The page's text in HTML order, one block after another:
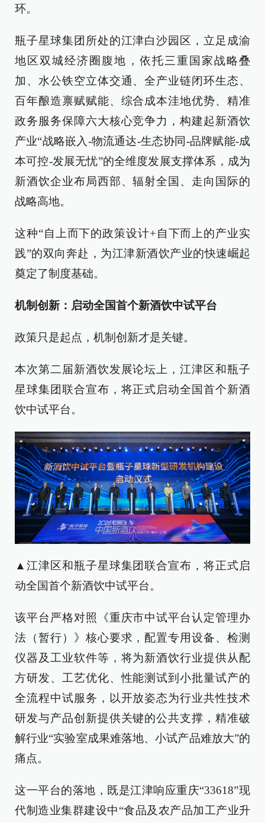
环。
瓶子星球集团所处的江津白沙园区，立足成渝
地区双城经济圈腹地，依托三重国家战略叠
加、水公铁空立体交通、全产业链闭环生态、
百年酿造禀赋赋能、综合成本洼地优势、精准
政务服务保障六大核心竞争力，构建起新酒饮
产业“战略嵌入-物流通达-生态协同-品牌赋能-成
本可控-发展无忧”的全维度发展支撑体系，成为
新酒饮企业布局西部、辐射全国、走向国际的
战略高地。
这种“自上而下的政策设计+自下而上的产业实
践”的双向奔赴，为江津新酒饮产业的快速崛起
奠定了制度基础。
机制创新：启动全国首个新酒饮中试平台
政策只是起点，机制创新才是关键。
本次第二届新酒饮发展论坛上，江津区和瓶子
星球集团联合宣布，将正式启动全国首个新酒
饮中试平台。
▲江津区和瓶子星球集团联合宣布，将正式启
动全国首个新酒饮中试平台。
该平台严格对照《重庆市中试平台认定管理办
法（暂行）》核心要求，配置专用设备、检测
仪器及工业软件等，将为新酒饮行业提供从配
方研发、工艺优化、性能测试到小批量试产的
全流程中试服务，以开放姿态为行业共性技术
研发与产品创新提供关键的公共支撑，精准破
解行业“实验室成果难落地、小试产品难放大”的
痛点。
这一平台的落地，既是江津响应重庆“33618”现
代制造业集群建设中“食品及农产品加工产业升